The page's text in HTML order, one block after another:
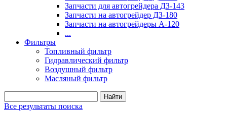
Запчасти для автогрейдера ДЗ-143
Запчасти на автогрейдер ДЗ-180
Запчасти на автогрейдеры А-120
...
Фильтры
Топливный фильтр
Гидравлический фильтр
Воздушный фильтр
Масляный фильтр
Все результаты поиска